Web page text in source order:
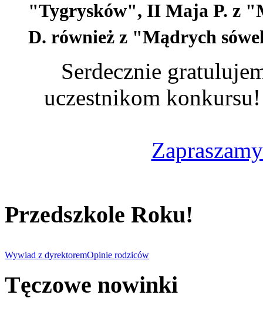
"Tygrysków", II Maja P. z
D. również z "Mądrych
Serdecznie
uczestnikom
Przedszkole Roku!
Wywiad z dyrektoremOpinie rodziców
Tęczowe nowinki